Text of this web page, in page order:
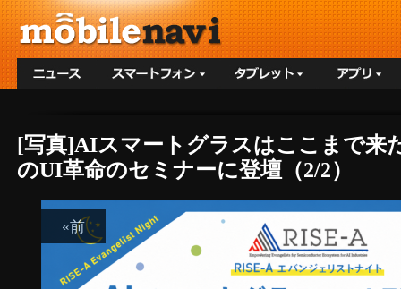
[写真]AIスマートグラスはここまで来
のUI革命のセミナーに登壇（2/2）
«前